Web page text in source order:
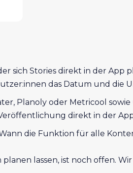
sich Stories direkt in der
das Datum und die
Planoly oder Metricool
direkt in der
die Funktion für alle
lassen, ist noch offen.